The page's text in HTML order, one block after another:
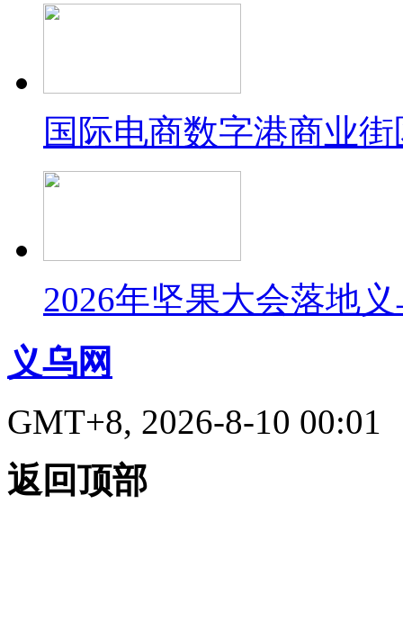
国际电商数字港商业
2026年坚果大会落地
义乌网
GMT+8, 2026-8-10 00:01
返回顶部